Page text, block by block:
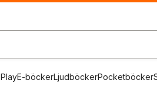
E-böckerLjudböckerPocketböcker